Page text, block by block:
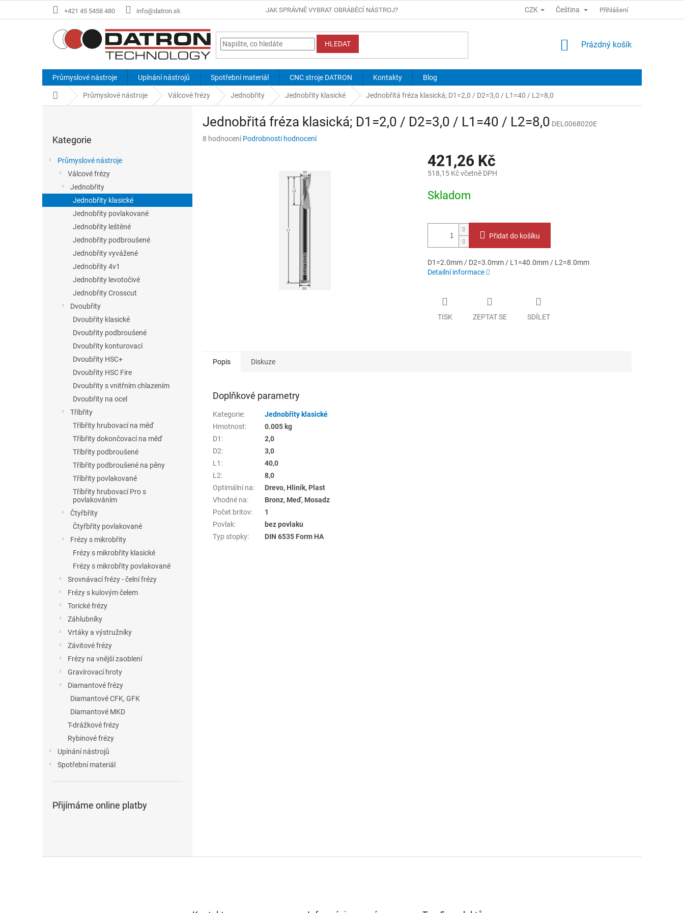
+421 45 5458 480 info@datron.sk JAK SPRÁVNĚ VYBRAT OBRÁBĚCÍ NÁSTROJ? CZK Čeština Přihlášení
HLEDAT
NÁKUPNÍ
Prázdný košík
Průmyslové nástroje Upínání nástrojů Spotřební materiál CNC stroje DATRON Kontakty Blog
Domů Průmyslové nástroje Válcové frézy Jednobřity Jednobřity klasické Jednobřitá fréza klasická; D1=2,0 / D2=3,0 / L1=40 / L2=8,0
kategorie
Kategorie
Průmyslové nástroje
Válcové frézy
Jednobřity
Jednobřity klasické
Jednobřity povlakované
Jednobřity leštěné
Jednobřity podbroušené
Jednobřity vyvážené
Jednobřity 4v1
Jednobřity levotočivé
Jednobřity Crosscut
Dvoubřity
Dvoubřity klasické
Dvoubřity podbroušené
Dvoubřity konturovací
Dvoubřity HSC+
Dvoubřity HSC Fire
Dvoubřity s vnitřním chlazením
Dvoubřity na ocel
Tříbřity
Tříbřity hrubovací na měď
Tříbřity dokončovací na měď
Tříbřity podbroušené
Tříbřity podbroušené na pěny
Tříbřity povlakované
Tříbřity hrubovací Pro s
povlakováním
Čtyřbřity
Čtyřbřity povlakované
Frézy s mikrobřity
Frézy s mikrobřity klasické
Frézy s mikrobřity povlakované
Srovnávací frézy - čelní frézy
Frézy s kulovým čelem
Torické frézy
Záhlubníky
Vrtáky a výstružníky
Závitové frézy
Frézy na vnější zaoblení
Gravírovací hroty
Diamantové frézy
Diamantové CFK, GFK
Diamantové MKD
T-drážkové frézy
Rybinové frézy
Upínání nástrojů
Spotřební materiál
Přijímáme online platby
Jednobřitá fréza klasická; D1=2,0 / D2=3,0 / L1=40 / L2=8,0 DEL0068020E
Průměrné
8 hodnocení Podrobnosti hodnocení
421,26 Kč
518,15 Kč včetně DPH
cena:
Skladom
Přidat do košíku
D1=2.0mm / D2=3.0mm / L1=40.0mm / L2=8.0mm
Detailní informace
TISK ZEPTAT SE SDÍLET
Popis Diskuze
Doplňkové parametry
Kategorie:
Jednobřity klasické
Hmotnost:
0.005 kg
D1 :
2,0
D2:
3,0
L1 :
40,0
L2:
8,0
Optimální na:
Drevo, Hliník, Plast
Vhodné na:
Bronz, Meď, Mosadz
Počet britov:
1
Povlak:
bez povlaku
Typ stopky: DIN 6535 Form HA